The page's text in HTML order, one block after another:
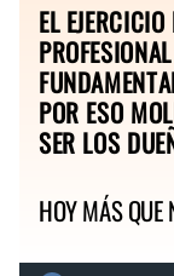
EL
POR ESO
SER LOS
HOY MÁS QUE